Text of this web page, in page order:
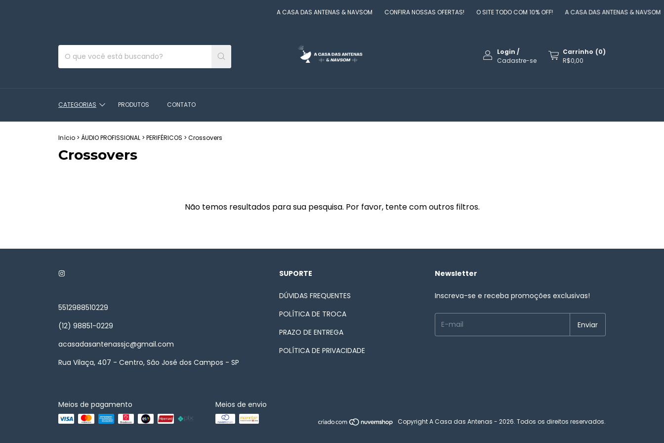
A CASA DAS ANTENAS & NAVSOM CONFIRA NOSSAS OFERTAS! O SITE TODO COM 10% OFF! A CASA DAS ANTENAS & NAVSOM
Login /
Cadastre-se
Carrinho (0)
R$0,00
CATEGORIAS PRODUTOS CONTATO
Início > ÁUDIO PROFISSIONAL > PERIFÉRICOS > Crossovers
Crossovers
Não temos resultados para sua pesquisa. Por favor, tente com outros filtros.
5512988510229
(12) 98851-0229
acasadasantenassjc@gmail.com
Rua Vilaça, 407 - Centro, Sâo José dos Campos - SP
SUPORTE
DÚVIDAS FREQUENTES
POLÍTICA DE TROCA
PRAZO DE ENTREGA
POLÍTICA DE PRIVACIDADE
Newsletter
Inscreva-se e receba promoções exclusivas!
Meios de pagamento Meios de envio
Copyright A Casa das Antenas - 2026. Todos os direitos reservados.